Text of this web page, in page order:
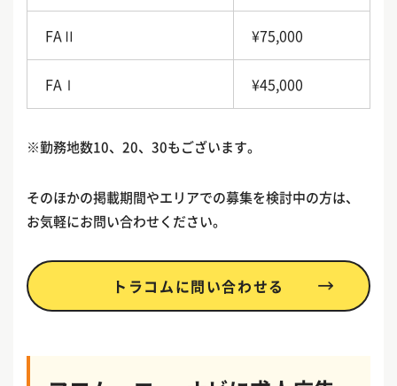
FAⅡ ¥75,000
FAⅠ ¥45,000
※勤務地数10、20、30もございます。
そのほかの掲載期間やエリアでの募集を検討中の方は、
お気軽にお問い合わせください。
トラコムに問い合わせる